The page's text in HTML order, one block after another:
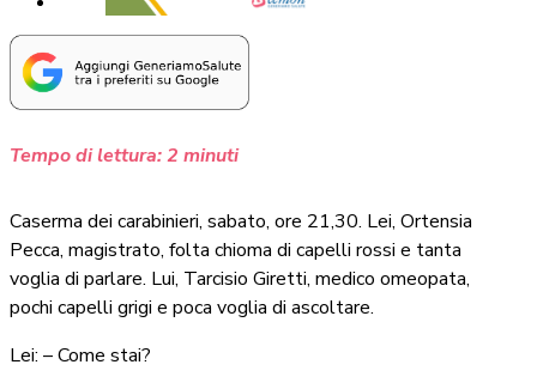
Tempo di lettura:2 minuti
Caserma dei carabinieri, sabato, ore 21,30. Lei, Ortensia
Pecca, magistrato, folta chioma di capelli rossi e tanta
voglia di parlare. Lui, Tarcisio Giretti, medico omeopata,
pochi capelli grigi e poca voglia di ascoltare.
Lei: – Come stai?